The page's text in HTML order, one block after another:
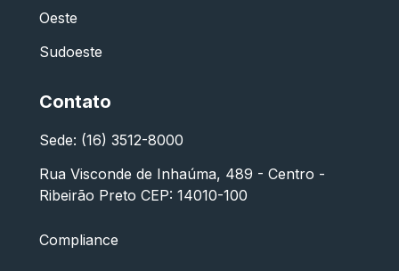
Oeste
Sudoeste
Contato
Sede: (16) 3512-8000
Rua Visconde de Inhaúma, 489 - Centro -
Ribeirão Preto CEP: 14010-100
Compliance